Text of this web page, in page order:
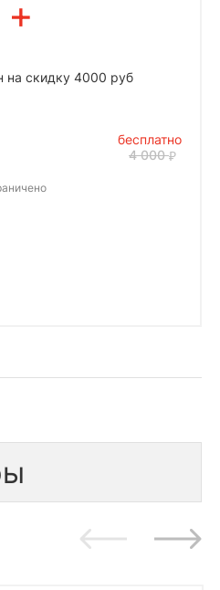
на скидку 4000 руб
бесплатно
4 000